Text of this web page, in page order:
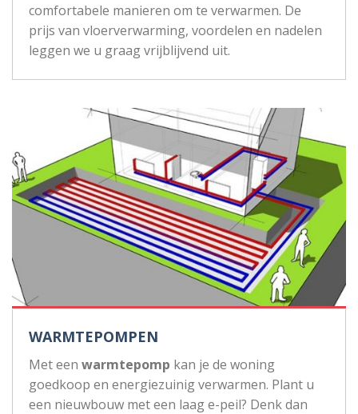
comfortabele manieren om te verwarmen. De
prijs van vloerverwarming, voordelen en nadelen
leggen we u graag vrijblijvend uit.
WARMTEPOMPEN
Met een warmtepomp kan je de woning
goedkoop en energiezuinig verwarmen. Plant u
een nieuwbouw met een laag e-peil? Denk dan